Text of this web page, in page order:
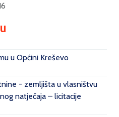
u Općini Kreševo
- zemljišta u vlasništvu
natječaja – licitacije